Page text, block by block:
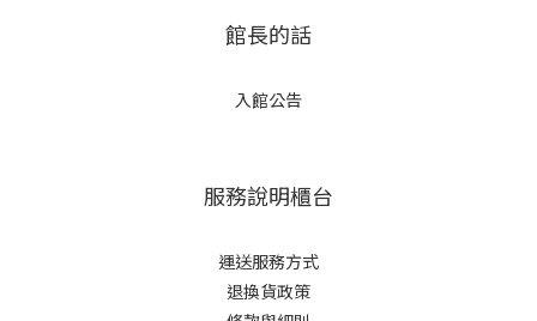
館長的話
入館公告
服務說明櫃台
運送服務方式
退換貨政策